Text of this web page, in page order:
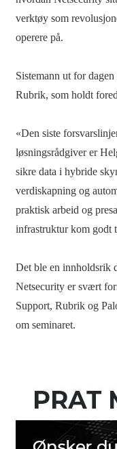
verktøy som
operere på.
Sistemann ut for
Rubrik, som holdt
«Den siste
løsningsrådgiver er
sikre data i hybride
verdiskapning og
praktisk arbeid og
infrastruktur kom godt
Det ble en innholdsrik
Netsecurity er svært
Support, Rubrik og
om seminaret.